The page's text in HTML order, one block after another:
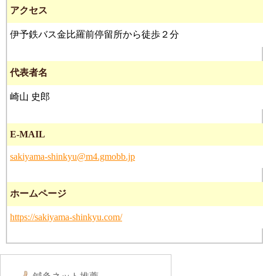
アクセス
伊予鉄バス金比羅前停留所から徒歩２分
代表者名
崎山 史郎
E-MAIL
sakiyama-shinkyu@m4.gmobb.jp
ホームページ
https://sakiyama-shinkyu.com/